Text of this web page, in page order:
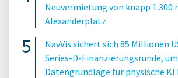
Neuvermietung von knapp 1.300
Alexanderplatz
NavVis sichert sich 85 Millionen
Series-D-Finanzierungsrunde,
Datengrundlage für physische